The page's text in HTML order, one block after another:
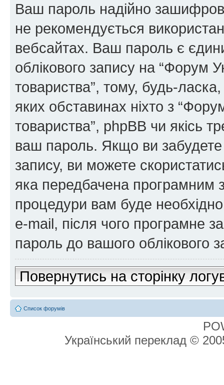
Ваш пароль надійно
не рекомендується
вебсайтах. Ваш пароль є
облікового запису на “Форум
товариства”, тому, будь-
яких обставинах ніхто з
товариства”, phpBB чи якісь
ваш пароль. Якщо ви
запису, ви можете
яка передбачена програмним
процедури вам буде
e-mail, після чого програмне
пароль до вашого облікового
Повернутись на сторінку
Список форумів
Український переклад ©